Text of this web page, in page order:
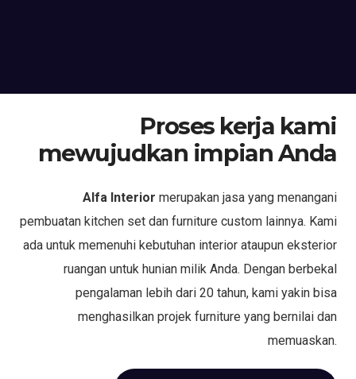
Proses kerja kami
mewujudkan impian Anda
Alfa Interior merupakan jasa yang menangani
pembuatan kitchen set dan furniture custom lainnya. Kami
ada untuk memenuhi kebutuhan interior ataupun eksterior
ruangan untuk hunian milik Anda. Dengan berbekal
pengalaman lebih dari 20 tahun, kami yakin bisa
menghasilkan projek furniture yang bernilai dan
memuaskan.